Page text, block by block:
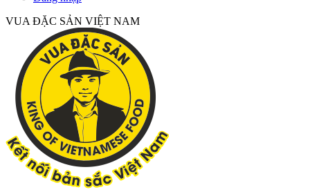
VUA ĐẶC SẢN VIỆT NAM